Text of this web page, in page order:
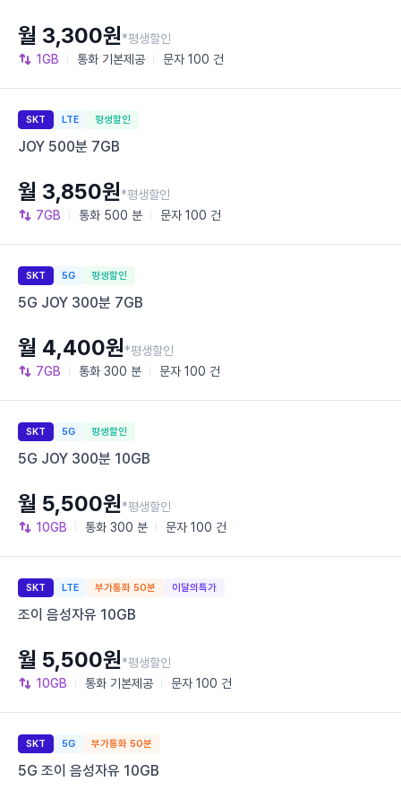
1GB 통화 기본제공 문자 100 건
월 3,300원*평생할인
SKT LTE 평생할인
JOY 500분 7GB
7GB 통화 500 분 문자 100 건
월 3,850원*평생할인
SKT 5G 평생할인
5G JOY 300분 7GB
7GB 통화 300 분 문자 100 건
월 4,400원*평생할인
SKT 5G 평생할인
5G JOY 300분 10GB
10GB 통화 300 분 문자 100 건
월 5,500원*평생할인
SKT LTE 부가통화 50분 이달의특가
조이 음성자유 10GB
10GB 통화 기본제공 문자 100 건
월 5,500원*평생할인
SKT 5G 부가통화 50분
5G 조이 음성자유 10GB